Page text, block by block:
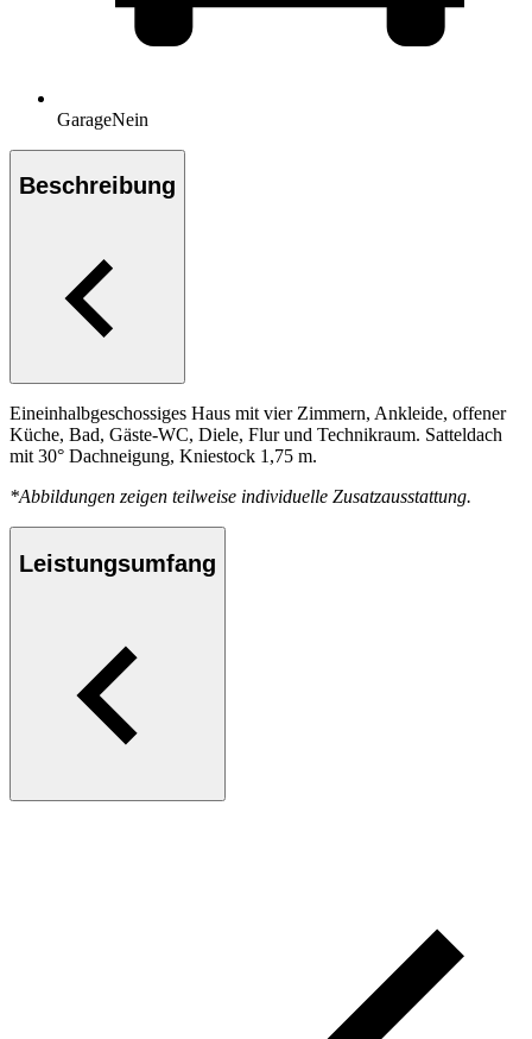
GarageNein
Beschreibung
Eineinhalbgeschossiges Haus mit vier Zimmern, Ankleide, offener
Küche, Bad, Gäste-WC, Diele, Flur und Technikraum. Satteldach
mit 30° Dachneigung, Kniestock 1,75 m.
*Abbildungen zeigen teilweise individuelle Zusatzausstattung.
Leistungsumfang